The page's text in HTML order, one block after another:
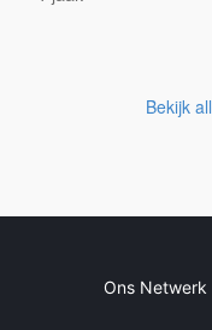
Bekijk
Ons Netwerk